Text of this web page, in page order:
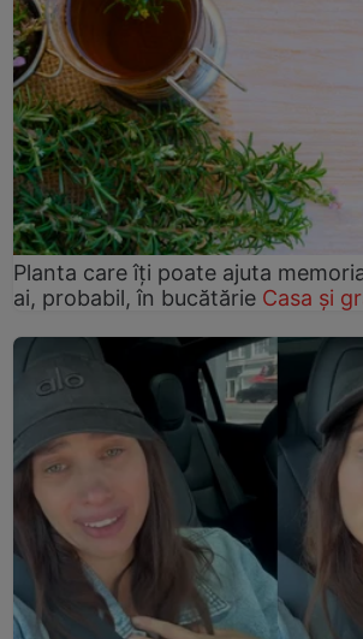
Planta care îți poate ajuta
ai, probabil, în bucătărie Casa și